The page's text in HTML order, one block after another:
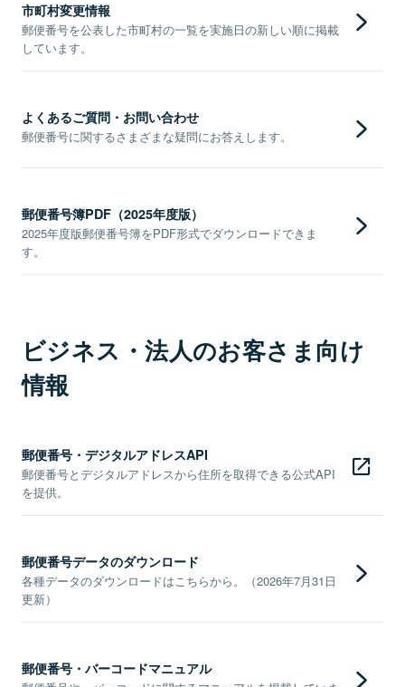
市町村変更情報
郵便番号を公表した市町村の一覧を実施日の新しい順に掲載
しています。
よくあるご質問・お問い合わせ
郵便番号に関するさまざまな疑問にお答えします。
郵便番号簿PDF（2025年度版）
2025年度版郵便番号簿をPDF形式でダウンロードできま
す。
ビジネス・法人のお客さま向け
情報
郵便番号・デジタルアドレスAPI
郵便番号とデジタルアドレスから住所を取得できる公式API
を提供。
郵便番号データのダウンロード
各種データのダウンロードはこちらから。（2026年7月31日
更新）
郵便番号・バーコードマニュアル